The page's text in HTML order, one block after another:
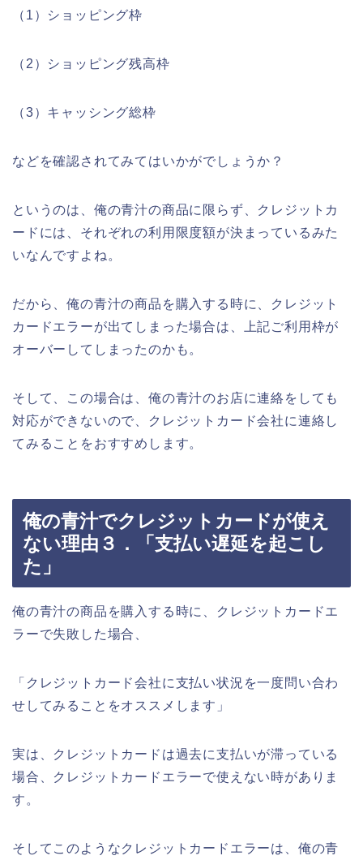
（1）ショッピング枠
（2）ショッピング残高枠
（3）キャッシング総枠
などを確認されてみてはいかがでしょうか？
というのは、俺の青汁の商品に限らず、クレジットカ
ードには、それぞれの利用限度額が決まっているみた
いなんですよね。
だから、俺の青汁の商品を購入する時に、クレジット
カードエラーが出てしまった場合は、上記ご利用枠が
オーバーしてしまったのかも。
そして、この場合は、俺の青汁のお店に連絡をしても
対応ができないので、クレジットカード会社に連絡し
てみることをおすすめします。
俺の青汁でクレジットカードが使え
ない理由３．「支払い遅延を起こし
た」
俺の青汁の商品を購入する時に、クレジットカードエ
ラーで失敗した場合、
「クレジットカード会社に支払い状況を一度問い合わ
せしてみることをオススメします」
実は、クレジットカードは過去に支払いが滞っている
場合、クレジットカードエラーで使えない時がありま
す。
そしてこのようなクレジットカードエラーは、俺の青